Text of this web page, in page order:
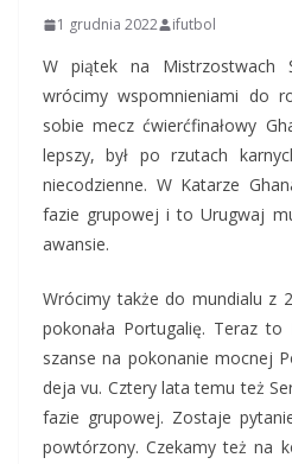
1 grudnia 2022 ifutbol
W piątek na Mistrzostwach
wrócimy wspomnieniami do
sobie mecz ćwierćfinałowy
lepszy, był po rzutach
niecodzienne. W Katarze
fazie grupowej i to Urugwaj
awansie.
Wrócimy także do mundialu z
pokonała Portugalię. Teraz to
szanse na pokonanie mocnej
deja vu. Cztery lata temu też
fazie grupowej. Zostaje
powtórzony. Czekamy też na